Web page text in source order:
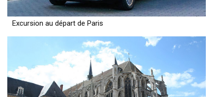
Excursion au départ de Paris